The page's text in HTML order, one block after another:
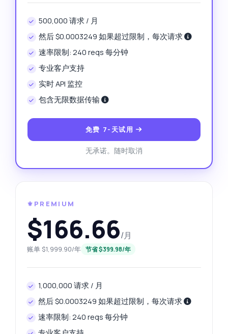
500,000 请求 / 月
然后 $0.0003249 如果超过限制，每次请求
速率限制: 240 reqs 每分钟
专业客户支持
实时 API 监控
包含无限数据传输
免费 7-天试用
无承诺。随时取消
⚜️PREMIUM
$166.66/月
账单 $1,999.90/年 节省 $399.98/年
1,000,000 请求 / 月
然后 $0.0003249 如果超过限制，每次请求
速率限制: 240 reqs 每分钟